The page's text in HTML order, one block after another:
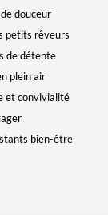
douceur
petits rêveurs
de détente
plein air
et convivialité
bien-être